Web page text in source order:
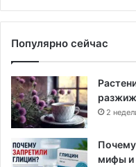
Популярно сейчас
2
Почему
мифы и